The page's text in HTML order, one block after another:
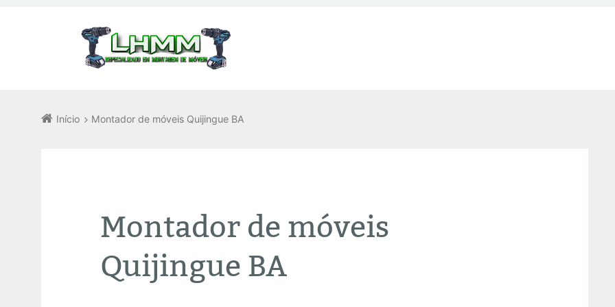
Início Montador de móveis Quijingue BA
Montador de móveis
Quijingue BA